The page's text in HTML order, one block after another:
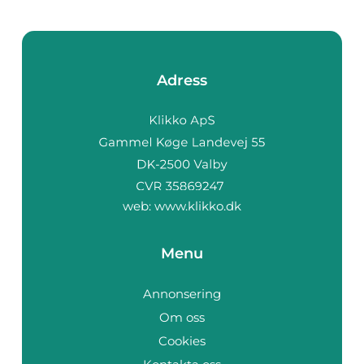
Adress
web: www.klikko.dk
Menu
Annonsering
Om oss
Cookies